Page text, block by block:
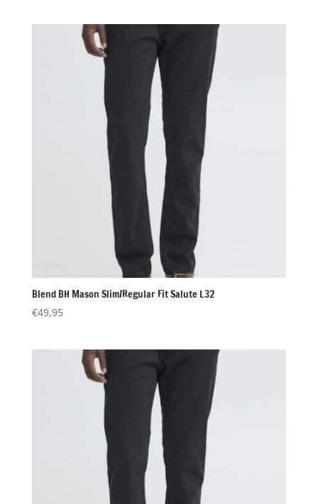
Blend BH Mason Slim/Regular Fit Salute L32
€49,95